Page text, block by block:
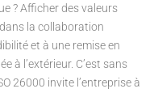
? Afficher des valeurs
la collaboration
et à une remise en
à l’extérieur. C’est sans
26000 invite l’entreprise à